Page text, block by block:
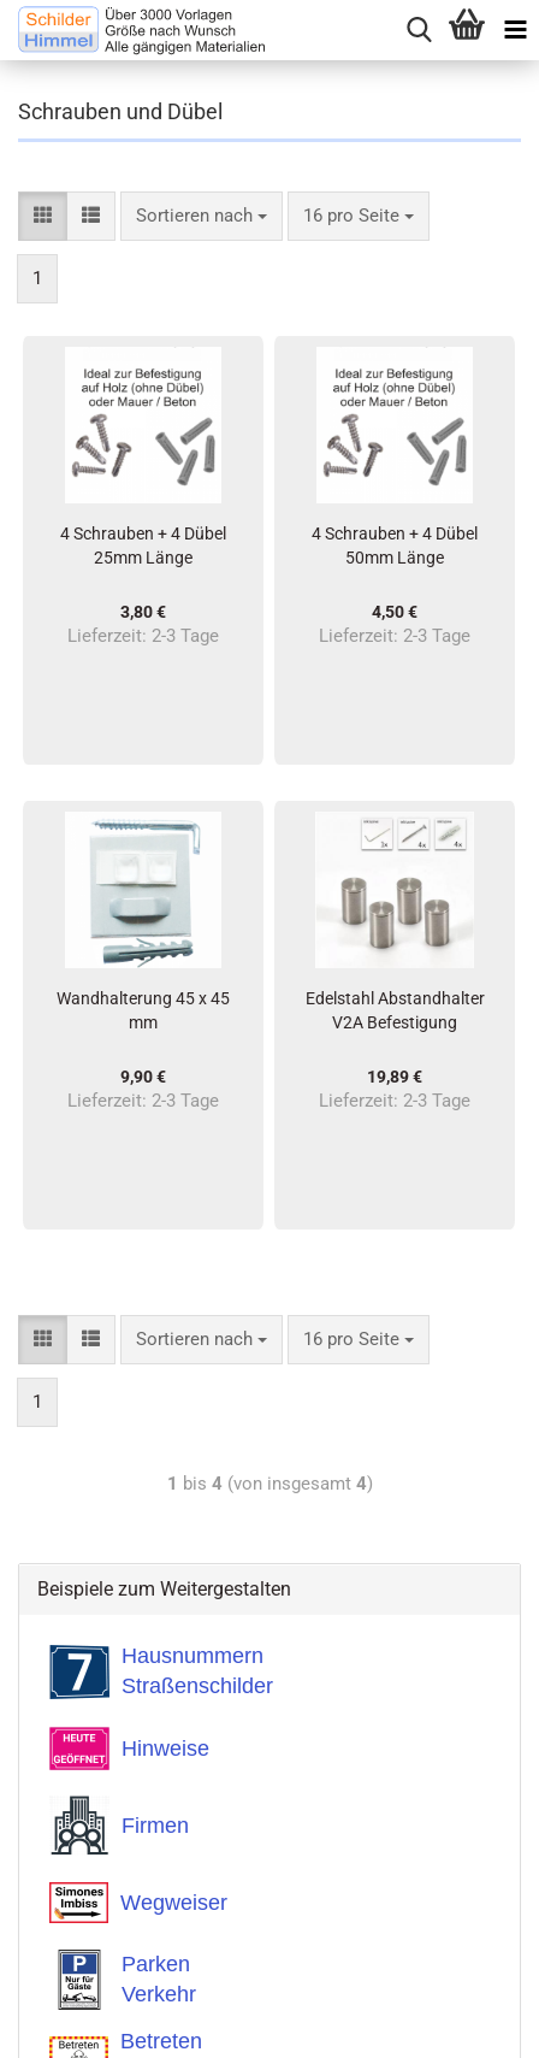
Schrauben und Dübel
Sortieren nach 16 pro Seite
1
4 Schrauben + 4 Dübel
25mm Länge
3,80 €
Lieferzeit: 2-3 Tage
4 Schrauben + 4 Dübel
50mm Länge
4,50 €
Lieferzeit: 2-3 Tage
Wandhalterung 45 x 45
mm
9,90 €
Lieferzeit: 2-3 Tage
Edelstahl Abstandhalter
V2A Befestigung
19,89 €
Lieferzeit: 2-3 Tage
Sortieren nach 16 pro Seite
1
1 bis 4 (von insgesamt 4)
Beispiele zum Weitergestalten
Hausnummern
Straßenschilder
Hinweise
Firmen
Wegweiser
Parken
Verkehr
Betreten